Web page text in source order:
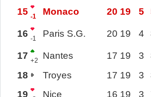
15 -1 Monaco 20 19 5
16 -1 Paris S.G. 20 19 4
17 +2 Nantes 17 19 3
18
Troyes 17 19 3
19
Nice 16 19 3